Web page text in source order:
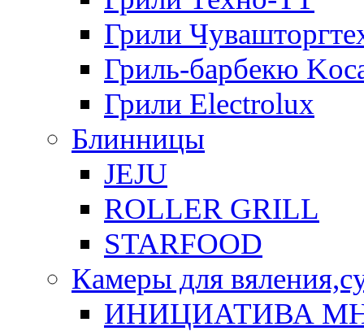
Грили
Гриль-барбекю
Грили Electrolux
Блинницы
JEJU
ROLLER GRILL
STARFOOD
Камеры для
ИНИЦИАТИВА